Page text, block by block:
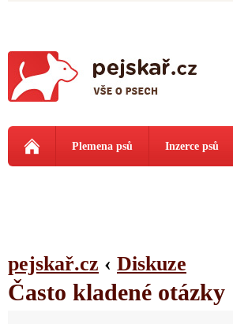
Plemena psů Inzerce psů
pejskař.cz ‹ Diskuze
Často kladené otázky